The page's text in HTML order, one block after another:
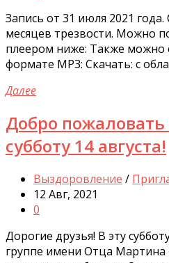
Запись от 31 июля 2021
месяцев трезвости. Можно
плеером ниже: Также можно
формате MP3: Скачать: с
Далее
Добро пожаловать
субботу 14 августа!
Выздоровление /
12 Авг, 2021
0
Дорогие друзья! В эту
группе имени Отца Мартина